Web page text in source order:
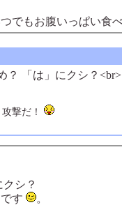
でもお腹いっぱい食
？ 「は」にクシ？<br>
攻撃だ！
シ？
す
。